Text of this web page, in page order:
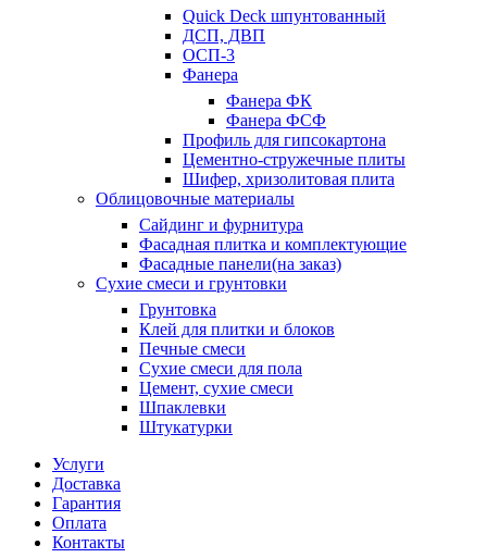
Quick Deck шпунтованный
ДСП, ДВП
ОСП-3
Фанера
Фанера ФК
Фанера ФСФ
Профиль для гипсокартона
Цементно-стружечные плиты
Шифер, хризолитовая плита
Облицовочные материалы
Сайдинг и фурнитура
Фасадная плитка и комплектующие
Фасадные панели(на заказ)
Сухие смеси и грунтовки
Грунтовка
Клей для плитки и блоков
Печные смеси
Сухие смеси для пола
Цемент, сухие смеси
Шпаклевки
Штукатурки
Услуги
Доставка
Гарантия
Оплата
Контакты